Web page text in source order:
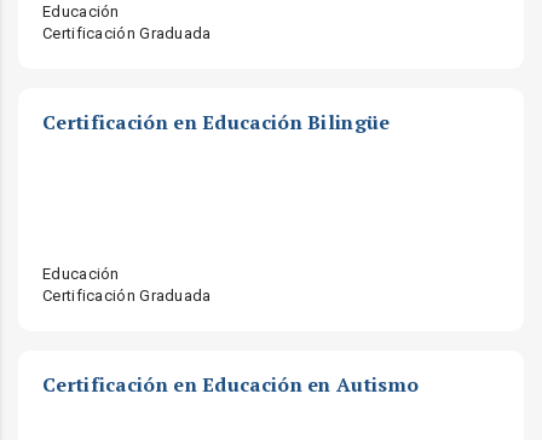
Educación
Certificación Graduada
Certificación en Educación Bilingüe
Educación
Certificación Graduada
Certificación en Educación en Autismo